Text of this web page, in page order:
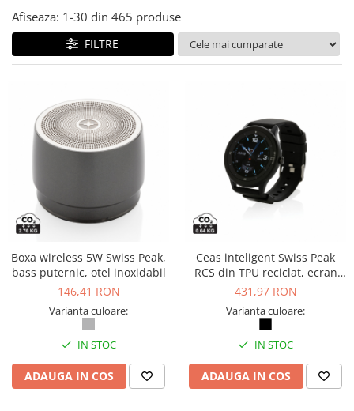
Birotica si papetarie
Hartie si articole din hartie
Bibliorafturi, caiete mecanice,
Capsatoare, capse si perforatoare
Caiete si blocnotesuri
Dosare, folii protectie si mape
Accesorii diverse pentru birou
Etichetare si ambalare
Arhivare si depozitare
Pixuri de plastic
Pixuri metalice
Pixuri cu gel
Instrumente de scris eco
Afiseaza: 1-30 din 465 produse
FILTRE
Boxa wireless 5W Swiss Peak,
bass puternic, otel inoxidabil
146,41 RON
Varianta culoare:
IN STOC
ADAUGA IN COS
Ceas inteligent Swiss Peak
RCS din TPU reciclat, ecran
1.28", monitorizare ritm
431,97 RON
Varianta culoare:
IN STOC
ADAUGA IN COS